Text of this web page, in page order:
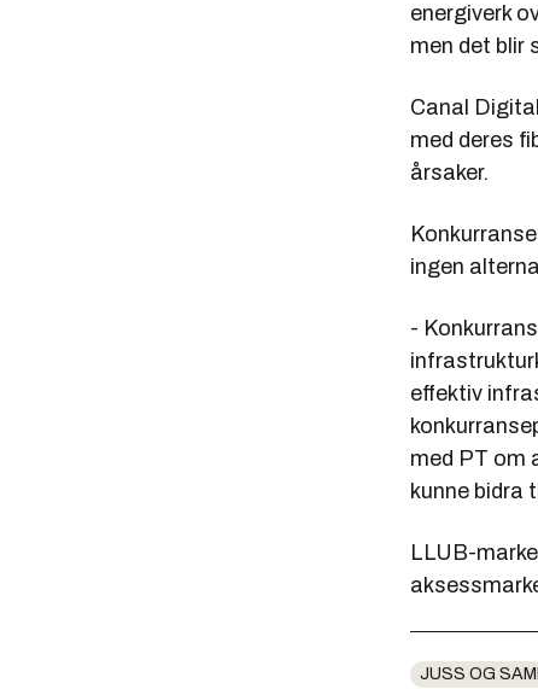
energiverk
men det blir
Canal
med deres
årsaker.
ingen
-
effektiv
med PT om
kunne bidra
LLUB-
JUSS OG